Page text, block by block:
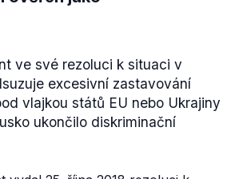
ve své rezoluci k situaci v
excesivní zastavování
vlajkou států EU nebo Ukrajiny
ukončilo diskriminační